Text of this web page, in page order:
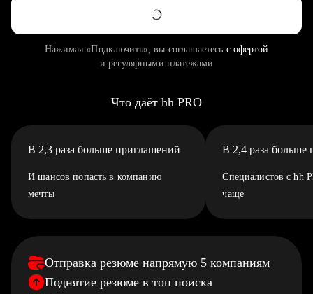
Нажимая «Подключить», вы соглашаетесь с офертой
и регулярными платежами
Что даёт hh PRO
В 2,3 раза больше приглашений
И шансов попасть в компанию
мечты
В 2,4 раза больше
Специалистов с hh
чаще
Отправка резюме напрямую 5 компаниям
Поднятие резюме в топ поиска